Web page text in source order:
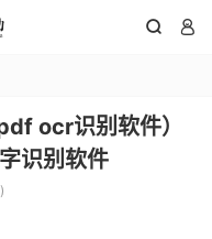
 
ocr识别软件）
识别软件
)